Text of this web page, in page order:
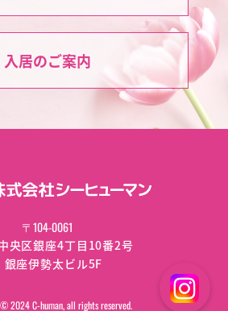
入居のご案内
〒104-0061
央区銀座4丁目10番2号
銀座伊勢太ビル5F
2024 C-human, all rights reserved.